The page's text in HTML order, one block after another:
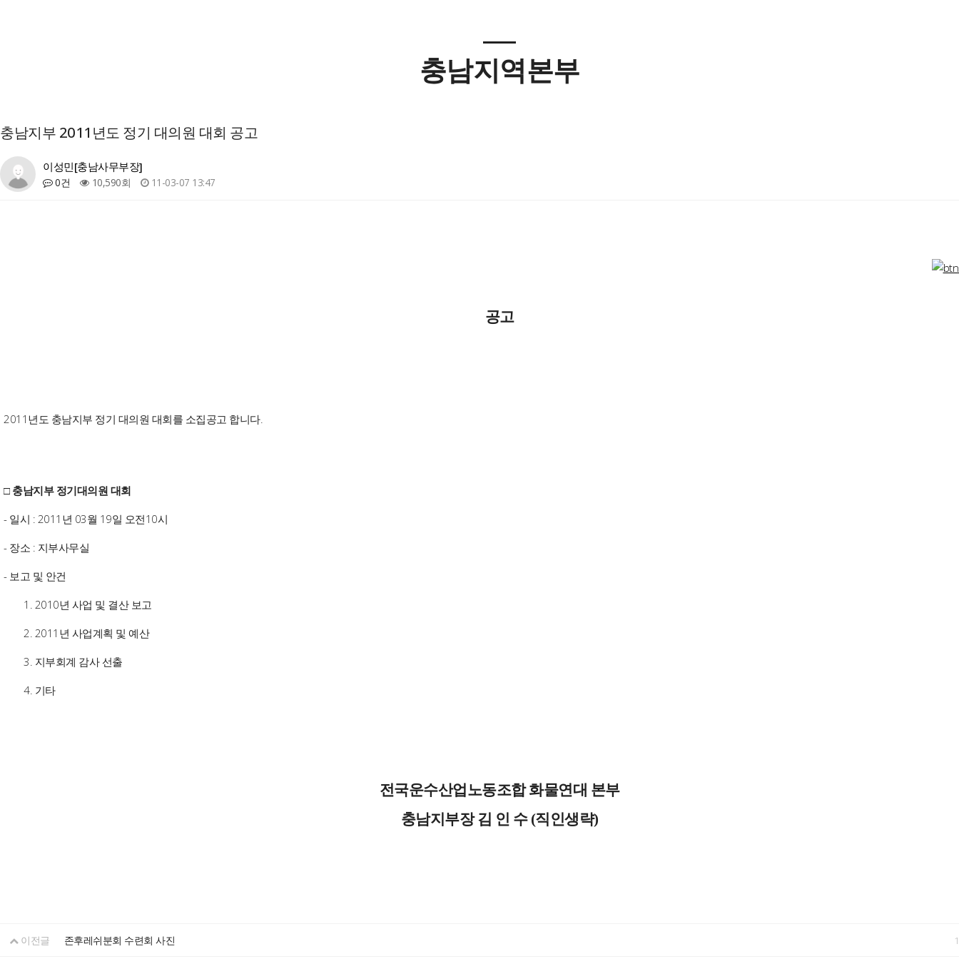
충남지역본부
충남지부 2011년도 정기 대의원 대회 공고
이성민[충남사무부장]
0건 10,590회 11-03-07 13:47
공고
2011년도 충남지부 정기 대의원 대회를 소집공고 합니다.
□ 충남지부 정기대의원 대회
- 일시 : 2011년 03월 19일 오전10시
- 장소 : 지부사무실
- 보고 및 안건
1. 2010년 사업 및 결산 보고
2. 2011년 사업계획 및 예산
3. 지부회계 감사 선출
4. 기타
전국운수산업노동조합 화물연대 본부
충남지부장 김 인 수 (직인생략)
이전글 존후레쉬분회 수련회 사진